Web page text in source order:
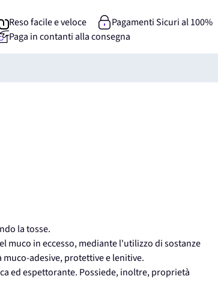
Reso facile e veloce
Pagamenti Sicuri al 100%
Paga in contanti alla consegna
la tosse.
muco in eccesso, mediante l'utilizzo di sostanze
adesive, protettive e lenitive.
ed espettorante. Possiede, inoltre, proprietà